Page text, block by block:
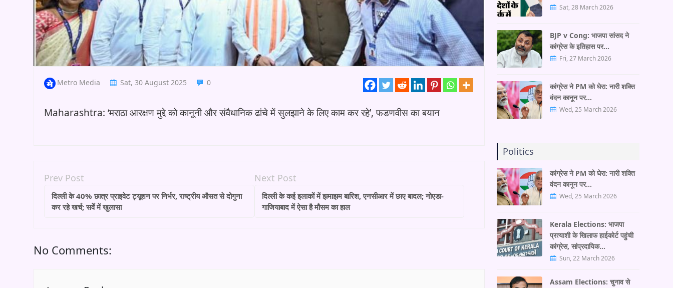
Metro Media Sat, 30 August 2025 0
Maharashtra: ‘मराठा आरक्षण मुद्दे को कानूनी और संवैधानिक ढांचे में सुलझाने के लिए काम कर रहे’, फडणवीस का बयान
Prev Post
दिल्ली के 40% छात्र प्राइवेट ट्यूशन पर निर्भर, राष्ट्रीय औसत से दोगुना
कर रहे खर्च; सर्वे में खुलासा
Next Post
दिल्ली के कई इलाकों में झमाझम बारिश, एनसीआर में छाए बादल; नोएडा-
गाजियाबाद में ऐसा है मौसम का हाल
No Comments:
Sat, 28 March 2026
BJP v Cong: भाजपा सांसद ने
कांग्रेस के इतिहास पर…
Fri, 27 March 2026
कांग्रेस ने PM को घेरा: नारी शक्ति
वंदन कानून पर…
Wed, 25 March 2026
Politics
कांग्रेस ने PM को घेरा: नारी शक्ति
वंदन कानून पर…
Wed, 25 March 2026
Kerala Elections: भाजपा
प्रत्याशी के खिलाफ हाईकोर्ट पहुंची
कांग्रेस, सांप्रदायिक…
Sun, 22 March 2026
Assam Elections: चुनाव से